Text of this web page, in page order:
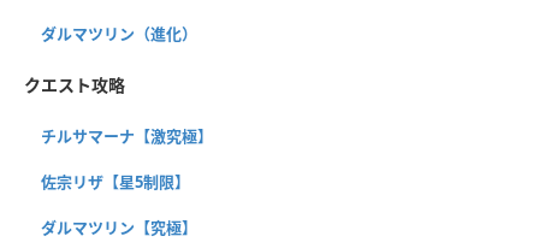
ダルマツリン（進化）
クエスト攻略
チルサマーナ【激究極】
佐宗リザ【星5制限】
ダルマツリン【究極】